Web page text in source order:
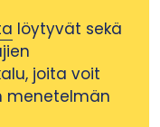
löytyvät sekä
joita voit
menetelmän